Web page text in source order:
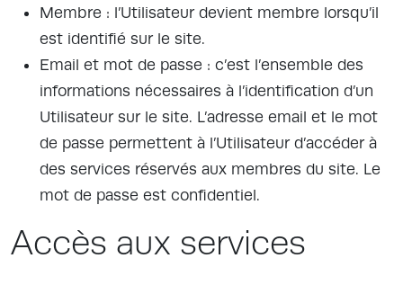
Membre : l’Utilisateur devient membre lorsqu’il
est identifié sur le site.
Email et mot de passe : c’est l’ensemble des
informations nécessaires à l’identification d’un
Utilisateur sur le site. L’adresse email et le mot
de passe permettent à l’Utilisateur d’accéder à
des services réservés aux membres du site. Le
mot de passe est confidentiel.
Accès aux services